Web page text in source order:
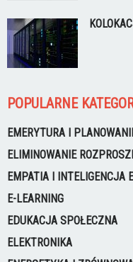
POPULARNE
EMERYTURA I
ELIMINOWANIE
EMPATIA I INTELIGENCJA
E-LEARNING
EDUKACJA SPOŁECZNA
ELEKTRONIKA